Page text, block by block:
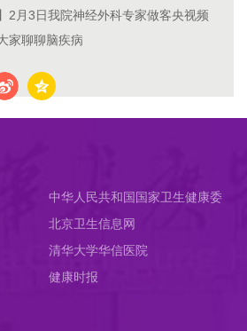
2月3日我院神经外科专家做客央视频
家聊聊脑疾病
中华人民共和国国家卫生健康委
员会
北京卫生信息网
清华大学华信医院
健康时报